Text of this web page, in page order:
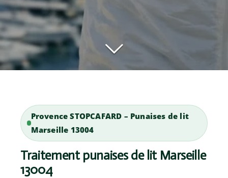
Provence STOPCAFARD – Punaises de lit
Marseille 13004
Traitement punaises de lit Marseille
13004